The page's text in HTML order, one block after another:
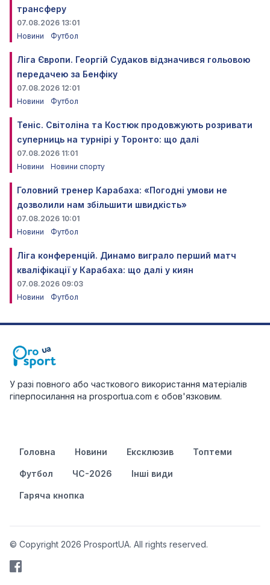
трансферу
07.08.2026 13:01
Новини
Футбол
Ліга Європи. Георгій Судаков відзначився гольовою
передачею за Бенфіку
07.08.2026 12:01
Новини
Футбол
Теніс. Світоліна та Костюк продовжують розривати
суперниць на турнірі у Торонто: що далі
07.08.2026 11:01
Новини
Новини спорту
Головний тренер Карабаха: «Погодні умови не
дозволили нам збільшити швидкість»
07.08.2026 10:01
Новини
Футбол
Ліга конференцій. Динамо виграло перший матч
кваліфікації у Карабаха: що далі у киян
07.08.2026 09:03
Новини
Футбол
У разі повного або часткового використання матеріалів
гіперпосилання на prosportua.com є обов'язковим.
Головна Новини Ексклюзив Топтеми
Футбол ЧС-2026 Інші види
Гаряча кнопка
© Copyright 2026 ProsportUA. All rights reserved.